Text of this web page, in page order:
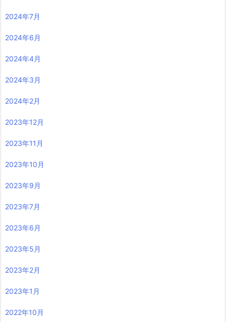
2024年7月
2024年6月
2024年4月
2024年3月
2024年2月
2023年12月
2023年11月
2023年10月
2023年9月
2023年7月
2023年6月
2023年5月
2023年2月
2023年1月
2022年10月